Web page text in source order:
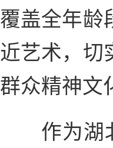
覆盖全年龄
近艺术，切
群众精神文
作为